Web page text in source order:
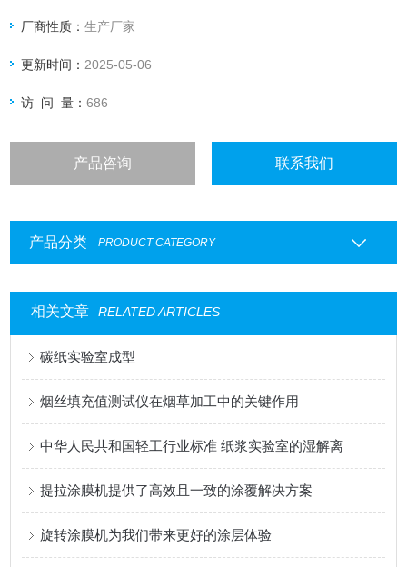
厂商性质：生产厂家
更新时间： 2025-05-06
访 问 量：686
产品咨询 联系我们
产品分类 PRODUCT CATEGORY
相关文章 RELATED ARTICLES
碳纸实验室成型
烟丝填充值测试仪在烟草加工中的关键作用
中华人民共和国轻工行业标准 纸浆实验室的湿解离
提拉涂膜机提供了高效且一致的涂覆解决方案
旋转涂膜机为我们带来更好的涂层体验